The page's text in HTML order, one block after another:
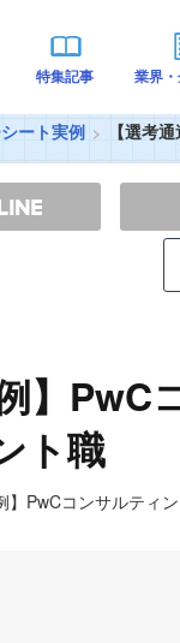
特集記事 業界
ート実例 【選考
】PwC
ト職